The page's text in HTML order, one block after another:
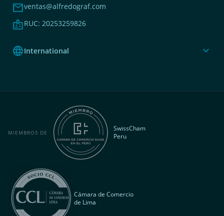
mailventas@alfredograf.com
badgeRUC: 20253259826
languageInternational expand_more
MIEMBROS DE
SwissCham
Peru
Cámara de Comercio
de Lima